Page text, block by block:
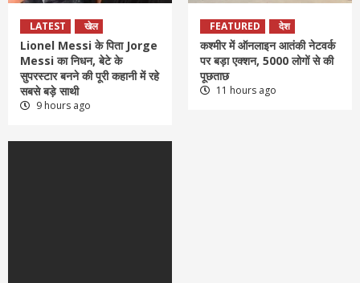
LATEST खेल
Lionel Messi के पिता Jorge
Messi का निधन, बेटे के
सुपरस्टार बनने की पूरी कहानी में रहे
सबसे बड़े साथी
9 hours ago
FEATURED देश
कश्मीर में ऑनलाइन आतंकी नेटवर्क
पर बड़ा एक्शन, 5000 लोगों से की
पूछताछ
11 hours ago